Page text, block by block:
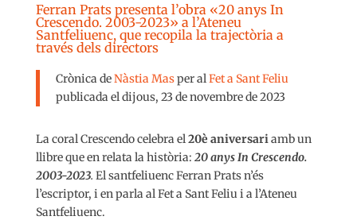
Ferran Prats presenta l’obra «20 anys In
Crescendo. 2003-2023» a l’Ateneu
Santfeliuenc, que recopila la trajectòria a
través dels directors
Crònica deNàstia Masper al Fet a Sant Feliu
publicada el dijous, 23 de novembre de 2023
La coral Crescendo celebra el 20è aniversari amb un
llibre que en relata la història: 20 anys In Crescendo.
2003-2023. El santfeliuenc Ferran Prats n’és
l’escriptor, i en parla al Fet a Sant Feliu i a l’Ateneu
Santfeliuenc.